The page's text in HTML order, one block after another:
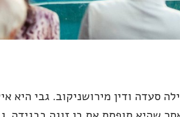
סעדה ודין מירושניקוב. גבי היא